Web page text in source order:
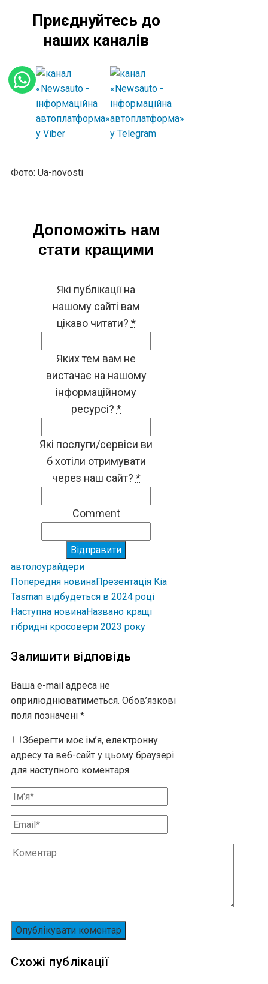
Приєднуйтесь до
наших каналів
Фото: Ua-novosti
Допоможіть нам
стати кращими
Які публікації на
нашому сайті вам
цікаво читати? *
Яких тем вам не
вистачає на нашому
інформаційному
ресурсі? *
Які послуги/сервіси ви
б хотіли отримувати
через наш сайт? *
Comment
Відправити
автолоурайдери
Попередня новинаПрезентація Kia
Tasman відбудеться в 2024 році
Наступна новинаНазвано кращі
гібридні кросовери 2023 року
Залишити відповідь
Ваша e-mail адреса не
оприлюднюватиметься. Обов’язкові
поля позначені *
Зберегти моє ім’я, електронну
адресу та веб-сайт у цьому браузері
для наступного коментаря.
Схожі публікації